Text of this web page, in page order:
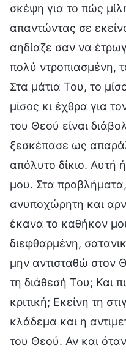
σκέψη για το πώς
απαντώντας σε
αηδίαζε σαν να
πολύ ντροπιασμένη,
Στα μάτια Του, το
μίσος κι έχθρα για
του Θεού είναι
ξεσκέπασε ως
απόλυτο δίκιο. Αυτή
μου. Στα
ανυποχώρητη και
έκανα το καθήκον
διεφθαρμένη,
μην αντισταθώ στον
τη διάθεσή Του; Και
κριτική; Εκείνη τη
κλάδεμα και η
του Θεού. Αν και